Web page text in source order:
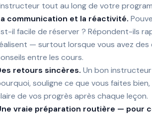
tout au long de votre
communication et la réactivité.
il facile de réserver ? Répondent-ils
— surtout lorsque vous avez
entre les cours.
retours sincères. Un bon
souligne ce que vous faites
de vos progrès après chaque leçon.
vraie préparation routière — pour